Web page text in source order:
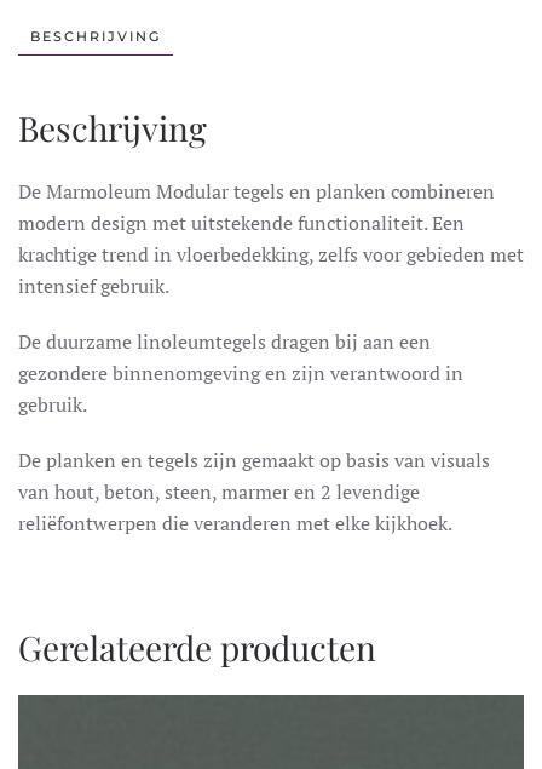
BESCHRIJVING
Beschrijving
De Marmoleum Modular tegels en planken combineren
modern design met uitstekende functionaliteit. Een
krachtige trend in vloerbedekking, zelfs voor gebieden met
intensief gebruik.
De duurzame linoleumtegels dragen bij aan een
gezondere binnenomgeving en zijn verantwoord in
gebruik.
De planken en tegels zijn gemaakt op basis van visuals
van hout, beton, steen, marmer en 2 levendige
reliëfontwerpen die veranderen met elke kijkhoek.
Gerelateerde producten